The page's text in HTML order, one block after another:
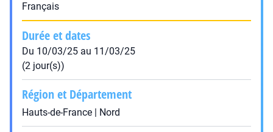
Français
Durée et dates
Du 10/03/25 au 11/03/25
(2 jour(s))
Région et Département
Hauts-de-France | Nord